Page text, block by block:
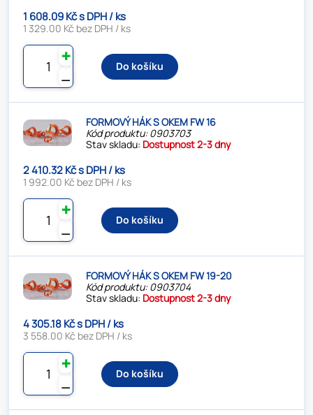
1 608.09 Kč s DPH / ks
1 329.00 Kč bez DPH / ks
⚊
✚
Do košíku
FORMOVÝ HÁK S OKEM FW 16
Kód produktu: 0903703
Stav skladu: Dostupnost 2-3 dny
2 410.32 Kč s DPH / ks
1 992.00 Kč bez DPH / ks
⚊
✚
Do košíku
FORMOVÝ HÁK S OKEM FW 19-20
Kód produktu: 0903704
Stav skladu: Dostupnost 2-3 dny
4 305.18 Kč s DPH / ks
3 558.00 Kč bez DPH / ks
⚊
✚
Do košíku